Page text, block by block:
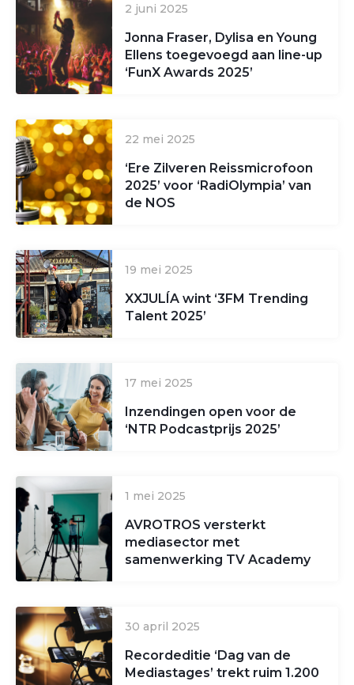
2 juni 2025
Jonna Fraser, Dylisa en Young
Ellens toegevoegd aan line-up
‘FunX Awards 2025’
22 mei 2025
‘Ere Zilveren Reissmicrofoon
2025’ voor ‘RadiOlympia’ van
de NOS
19 mei 2025
XXJULÍA wint ‘3FM Trending
Talent 2025’
17 mei 2025
Inzendingen open voor de
‘NTR Podcastprijs 2025’
1 mei 2025
AVROTROS versterkt
mediasector met
samenwerking TV Academy
30 april 2025
Recordeditie ‘Dag van de
Mediastages’ trekt ruim 1.200